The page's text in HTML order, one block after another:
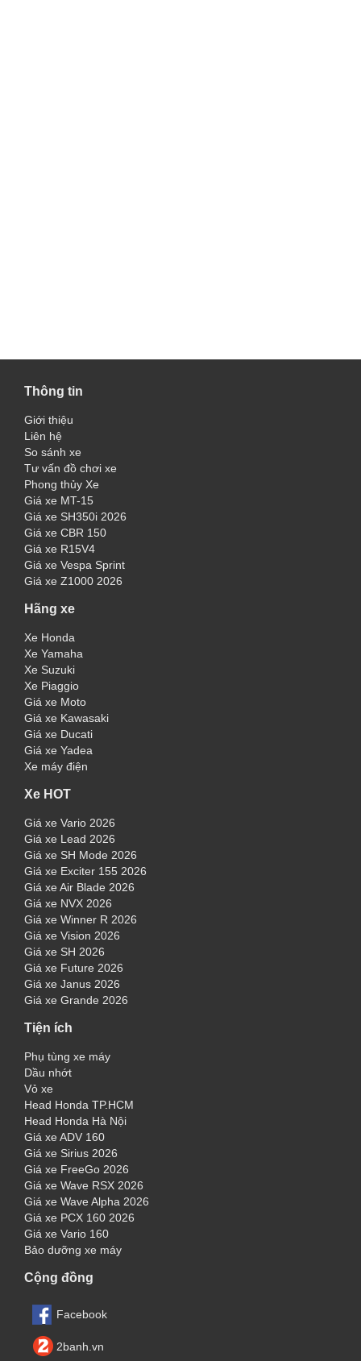
Thông tin
Giới thiệu
Liên hệ
So sánh xe
Tư vấn đồ chơi xe
Phong thủy Xe
Giá xe MT-15
Giá xe SH350i 2026
Giá xe CBR 150
Giá xe R15V4
Giá xe Vespa Sprint
Giá xe Z1000 2026
Hãng xe
Xe Honda
Xe Yamaha
Xe Suzuki
Xe Piaggio
Giá xe Moto
Giá xe Kawasaki
Giá xe Ducati
Giá xe Yadea
Xe máy điện
Xe HOT
Giá xe Vario 2026
Giá xe Lead 2026
Giá xe SH Mode 2026
Giá xe Exciter 155 2026
Giá xe Air Blade 2026
Giá xe NVX 2026
Giá xe Winner R 2026
Giá xe Vision 2026
Giá xe SH 2026
Giá xe Future 2026
Giá xe Janus 2026
Giá xe Grande 2026
Tiện ích
Phụ tùng xe máy
Dầu nhớt
Vỏ xe
Head Honda TP.HCM
Head Honda Hà Nội
Giá xe ADV 160
Giá xe Sirius 2026
Giá xe FreeGo 2026
Giá xe Wave RSX 2026
Giá xe Wave Alpha 2026
Giá xe PCX 160 2026
Giá xe Vario 160
Bảo dưỡng xe máy
Cộng đồng
Facebook
2banh.vn